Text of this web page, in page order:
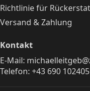
Richtlinie für
Versand & Zahlung
Kontakt
E-Mail:
Telefon: +43 690